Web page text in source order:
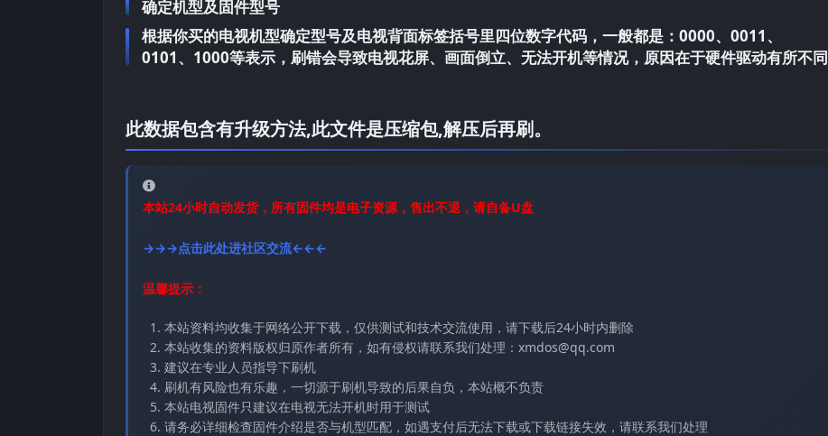
确定机型及固件型号
根据你买的电视机型确定型号及电视背面标签括号里四位数字代码，一般都是：0000、0011、
0101、1000等表示，刷错会导致电视花屏、画面倒立、无法开机等情况，原因在于硬件驱动有所不同
此数据包含有升级方法,此文件是压缩包,解压后再刷。
本站24小时自动发货，所有固件均是电子资源，售出不退，请自备U盘
→→→点击此处进社区交流←←←
温馨提示：
本站资料均收集于网络公开下载，仅供测试和技术交流使用，请下载后24小时内删除
本站收集的资料版权归原作者所有，如有侵权请联系我们处理：xmdos@qq.com
建议在专业人员指导下刷机
刷机有风险也有乐趣，一切源于刷机导致的后果自负，本站概不负责
本站电视固件只建议在电视无法开机时用于测试
请务必详细检查固件介绍是否与机型匹配，如遇支付后无法下载或下载链接失效，请联系我们处理